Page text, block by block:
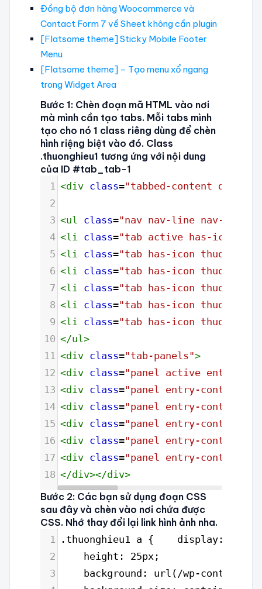
Đồng bộ đơn hàng Woocommerce và
Contact Form 7 về Sheet không cần plugin
[Flatsome theme] Sticky Mobile Footer
Menu
[Flatsome theme] – Tạo menu xổ ngang
trong Widget Area
Bước 1: Chèn đoạn mã HTML vào nơi
mà mình cần tạo tabs. Mỗi tabs mình
tạo cho nó 1 class riêng dùng để chèn
hình riệng biệt vào đó. Class
.thuonghieu1 tương ứng với nội dung
của ID #tab_tab-1
1 <div class="tabbed-content dich-
2
3 <ul class="nav nav-line nav-
4 <li class="tab active has-icon
5 <li class="tab has-icon
6 <li class="tab has-icon
7 <li class="tab has-icon
8 <li class="tab has-icon
9 <li class="tab has-icon
10 </ul>
11 <div class="tab-panels">
12 <div class="panel active entry-
13 <div class="panel entry-content"
14 <div class="panel entry-content"
15 <div class="panel entry-content"
16 <div class="panel entry-content"
17 <div class="panel entry-content"
18 </div></div>
Bước 2: Các bạn sử dụng đoạn CSS
sau đây và chèn vào nơi chứa được
CSS. Nhớ thay đổi lại link hình ảnh nha.
1
.thuonghieu1 a {    display:
2
    height: 25px;
3
background: url(/wp-content/